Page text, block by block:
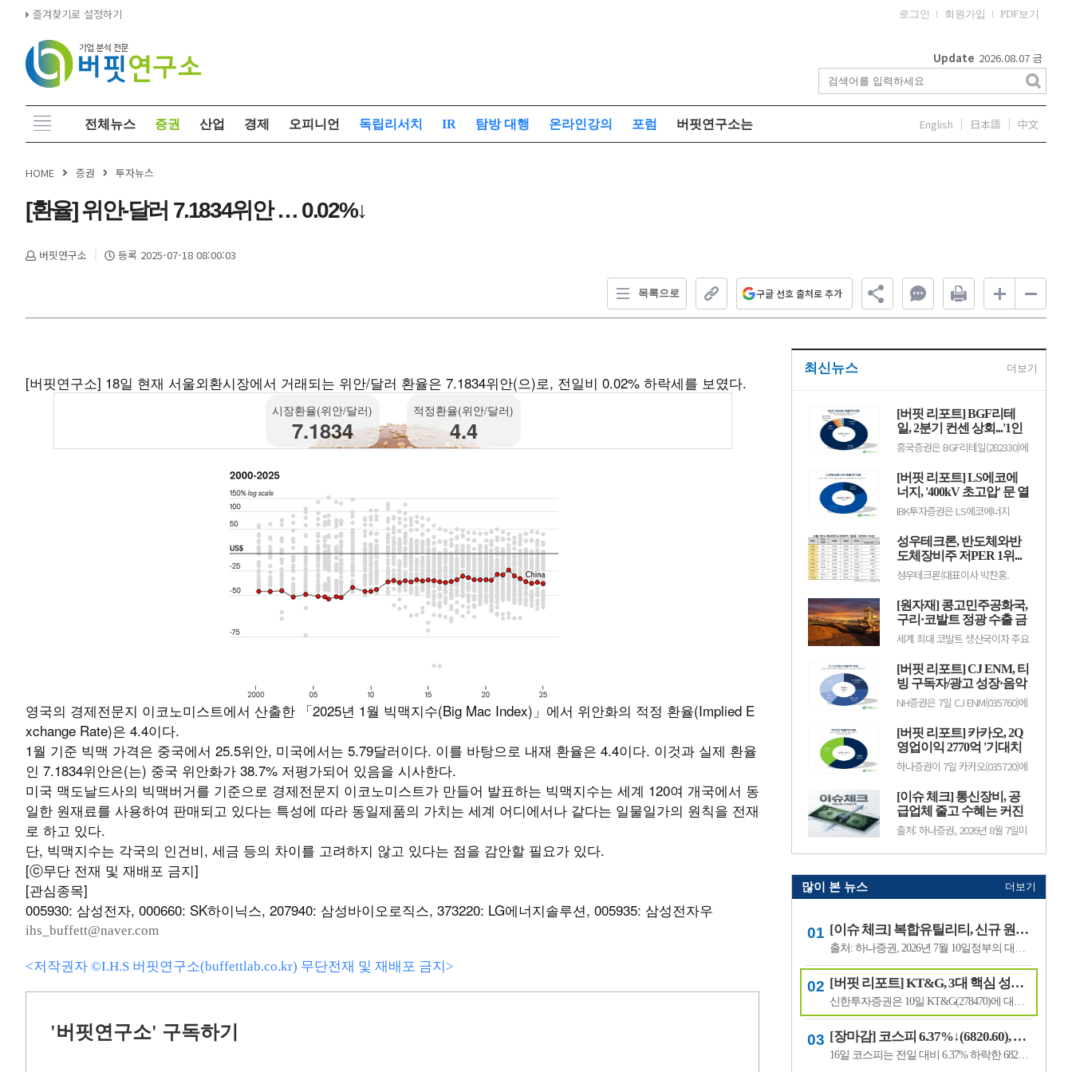
즐겨찾기로 설정하기 로그인 회원가입 PDF보기
Update 2026.08.07 금
전체뉴스 증권 산업 경제 오피니언 독립리서치 IR 탐방 대행 온라인강의 포럼 버핏연구소는 English 日本語 中文
HOME 증권 투자뉴스
[환율] 위안-달러 7.1834위안 … 0.02%↓
버핏연구소 등록 2025-07-18 08:00:03
목록으로 구글 선호 출처로 추가
[버핏연구소] 18일 현재 서울외환시장에서 거래되는 위안/달러 환율은 7.1834위안(으)로, 전일비 0.02% 하락세를 보였다.
시장환율(위안/달러)
7.1834
적정환율(위안/달러)
4.4
영국의 경제전문지 이코노미스트에서 산출한 「2025년 1월 빅맥지수(Big Mac Index)」에서 위안화의 적정 환율(Implied E
xchange Rate)은 4.4이다.
1월 기준 빅맥 가격은 중국에서 25.5위안, 미국에서는 5.79달러이다. 이를 바탕으로 내재 환율은 4.4이다. 이것과 실제 환율
인 7.1834위안은(는) 중국 위안화가 38.7% 저평가되어 있음을 시사한다.
미국 맥도날드사의 빅맥버거를 기준으로 경제전문지 이코노미스트가 만들어 발표하는 빅맥지수는 세계 120여 개국에서 동
일한 원재료를 사용하여 판매되고 있다는 특성에 따라 동일제품의 가치는 세계 어디에서나 같다는 일물일가의 원칙을 전재
로 하고 있다.
단, 빅맥지수는 각국의 인건비, 세금 등의 차이를 고려하지 않고 있다는 점을 감안할 필요가 있다.
[ⓒ무단 전재 및 재배포 금지]
[관심종목]
005930: 삼성전자, 000660: SK하이닉스, 207940: 삼성바이오로직스, 373220: LG에너지솔루션, 005935: 삼성전자우
ihs_buffett@naver.com
<저작권자 ©I.H.S 버핏연구소(buffettlab.co.kr) 무단전재 및 재배포 금지>
'버핏연구소' 구독하기
최신뉴스 더보기
[버핏 리포트] BGF리테
일, 2분기 컨센 상회...'1인
가구 증가' '방한 외국인
소비 확대' 구조적 수혜 전
망 - 흥국
흥국증권은 BGF리테일(282330)에
대해 1~2인 가구 증가와 방한 외국
인 소비 확대에 따른 구조적 수혜
가 이어질 것으로 전망하며 투자의
견 ‘매수’를 유지했다. 목표주가는
기존 18만원에서 19만원으로 상향
했다. BGF리테일의 전일 종가는
연구원은 “1~2인 가구 증가에 따
른 구조적인 소비 환경 변화의 수.
[버핏 리포트] LS에코에
너지, '400kV 초고압' 문 열
었다...2027년 본격 수혜 기
대 - IBK
IBK투자증권은 LS에코에너지
덕트를 중심으로 안정적인 실적 성
장세가 이어지고 오는 2027년부터
초고압 케이블이 새로운 성장동력
으로 자리 잡을 전망이라며 투자의
견 '매수'를 유지하고 목표주가 7
너지의 전일 종가는 4만5550원이
다.김태현 IBK투자증권 연구원은
"올해 2분기 .
성우테크론, 반도체와반
도체장비주 저PER 1위...
4.86배
성우테크론(대표이사 박찬홍.
045300)이 8월 반도체와반도체장
비주 저PER 1위를 기록했다.버핏
연구소 조사 결과에 따르면 성우테
크론이 8월 반도체와반도체장비주
PER 4.86배로 가장 낮았다. 이어
유니트론텍(142210)(4.89), 유니퀘
(071280)(7.7)가 뒤를 이었다.성우
테크론은 1분기 매출액 118억원,
영업이익 14억원으로 전년.
[원자재] 콩고민주공화국,
구리·코발트 정광 수출 금
지…국제 구리 가격 강세
지속
세계 최대 코발트 생산국이자 주요
(DRC)이 자국 내 광물 가공 산업을
육성하기 위해 구리와 코발트 정광
(금속 함량을 높인 가공 전 원료)
수출을 전면 금지했다. 미국의 구
리 수입관세 부과를 앞두고 국제
공급 우려가 더해지면서 시장의 관
심이 집중되고 있다.콩고민주공
화..
[버핏 리포트] CJ ENM, 티
빙 구독자/광고 성장·음악
IP 고성장·MLC 취급고 성
장으로 2Q 실적 선방 –
NH
NH증권은 7일 CJ ENM(035760)에
대해 피프스시즌의 딜리버리 공백
이 실적에 부담으로 작용했음에도
티빙 구독자·광고 성장에 따른 흑
자전환 및 음악IP 전반의 고성장
지속과 MLC의 꾸준한 취급고 성장
으로 선방했다며, 투자의견 ‘매
했다. CJ ENM의 전일 종가는 3만
4100원이다.이화정 NH증권 애널
리스트는 &...
[버핏 리포트] 카카오, 2Q
영업이익 2770억 '기대치
상회'…AI 수익화 시간 필
요 - 하나
하나증권이 7일 카카오(035720)에
대해 "톡비즈 광고 성장과 자회사
수익성 개선으로 2분기 시장 기대
치를 상회하는 실적을 냈으나,
B2C AI 신사업의 수익화에는 시간
이 필요하다"며 투자의견 '매수'를
유지하고 목표주가를 5만8000원
가는 3만8300원이다.이준호 하나
...
[이슈 체크] 통신장비, 공
급업체 줄고 수혜는 커진
다…미국 규제가 새 기회
출처: 하나증권, 2026년 8월 7일미
국의 중국산 통신장비 규제가 부품
까지 확대되면서 국내 통신장비 업
다. 하나증권은 공급업체가 줄어드
는 업계 구조와 미국의 투자 확대
를 고려하면 국내 업체들의 실적
나증권은 3G와 LTE, 5G를 거치며
통신장비 업체 수는 줄어든 반면
선도 ..
많이 본 뉴스 더보기
[이슈 체크] 복합유틸리티, 신규 원전 최대 4기 가능성…한국전력 장기 성장 기대
[버핏 리포트] KT&G, 3대 핵심 성장 산업·신성장동력 통해 견조한 주가 기대 – 신한
[장마감] 코스피 6.37%↓(6820.60), 코스닥 4.53%↓(791.84)